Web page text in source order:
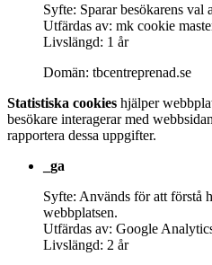
Syfte: Sparar besökarens val
Utfärdas av: mk cookie
Livslängd: 1 år
Domän: tbcentreprenad.se
Statistiska cookies hjälper
besökare interagerar med
rapportera dessa uppgifter.
_ga
Syfte: Används för att förstå
webbplatsen.
Utfärdas av: Google
Livslängd: 2 år